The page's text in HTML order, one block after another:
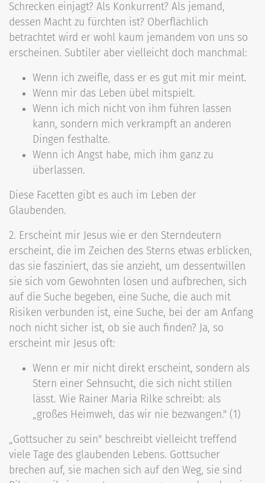
Schrecken einjagt? Als Konkurrent? Als jemand,
dessen Macht zu fürchten ist? Oberflächlich
betrachtet wird er wohl kaum jemandem von uns so
erscheinen. Subtiler aber vielleicht doch manchmal:
Wenn ich zweifle, dass er es gut mit mir meint.
Wenn mir das Leben übel mitspielt.
Wenn ich mich nicht von ihm führen lassen
kann, sondern mich verkrampft an anderen
Dingen festhalte.
Wenn ich Angst habe, mich ihm ganz zu
überlassen.
Diese Facetten gibt es auch im Leben der
Glaubenden.
2. Erscheint mir Jesus wie er den Sterndeutern
erscheint, die im Zeichen des Sterns etwas erblicken,
das sie fasziniert, das sie anzieht, um dessentwillen
sie sich vom Gewohnten lösen und aufbrechen, sich
auf die Suche begeben, eine Suche, die auch mit
Risiken verbunden ist, eine Suche, bei der am Anfang
noch nicht sicher ist, ob sie auch finden? Ja, so
erscheint mir Jesus oft:
Wenn er mir nicht direkt erscheint, sondern als
Stern einer Sehnsucht, die sich nicht stillen
lässt. Wie Rainer Maria Rilke schreibt: als
„großes Heimweh, das wir nie bezwangen." (1)
„Gottsucher zu sein" beschreibt vielleicht treffend
viele Tage des glaubenden Lebens. Gottsucher
brechen auf, sie machen sich auf den Weg, sie sind